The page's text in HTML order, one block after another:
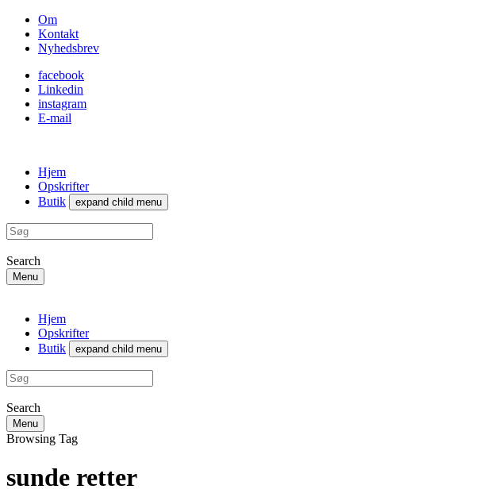
Om
Kontakt
Nyhedsbrev
facebook
Linkedin
instagram
E-mail
Hjem
Opskrifter
Butik
expand child menu
Search
Menu
Hjem
Opskrifter
Butik
expand child menu
Search
Menu
Browsing Tag
sunde retter